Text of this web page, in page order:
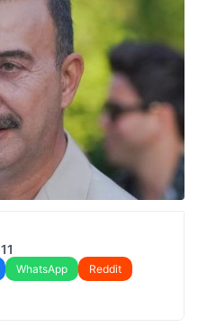
WhatsApp
Reddit